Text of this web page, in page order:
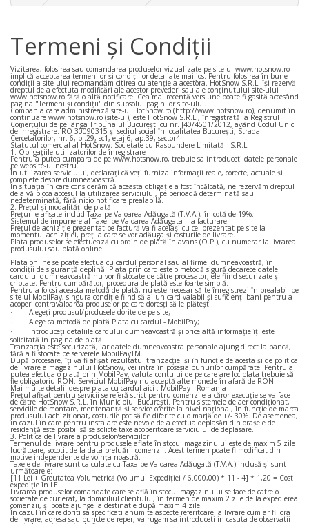
Termeni și Condiții
Vizitarea, folosirea sau comandarea produselor vizualizate pe site-ul www.hotsnow.ro
implică acceptarea termenilor și condițiilor detaliate mai jos. Pentru folosirea în bune
condiții a site-ului recomandăm citirea cu atenție a acestora. HotSnow S.R.L. își rezervă
dreptul de a efectuta modificări ale acestor prevederi sau ale conținutului site-ului
www.hotsnow.ro fără o altă notificare. Cea mai recentă versiune poate fi gasită accesând
pagina "Termeni și condiții" din subsolul paginilor site-ului.
Compania care administrează site-ul HotSnow.ro (http://www.hotsnow.ro), denumit în
continuare www.hotsnow.ro (site-ul), este HotSnow S.R.L., înregistrată la Registrul
Comerţului de pe lânga Tribunalul București cu nr. J40/4501/2012, având Codul Unic
de Înregistrare: RO 30090315 și sediul social în localitatea București, Strada
Cercetatorilor, nr. 6, bl.29, sc1, etaj 6, ap.39, sector4.
Statutul comercial al HotSnow: Societate cu Raspundere Limitată - S.R.L.
1. Obligațiile utilizatorilor de înregistrare
Pentru a putea cumpara de pe www.hotsnow.ro, trebuie sa introduceti datele personale
pe website-ul nostru.
În utilizarea serviciului, declarați că veți furniza informații reale, corecte, actuale și
complete despre dumneavoastră.
În situația în care considerăm că aceasta obligație a fost încălcată, ne rezervăm dreptul
de a vă bloca accesul la utilizarea serviciului, pe perioadă determinată sau
nedeterminată, fără nicio notificare prealabilă.
2. Prețul și modalități de plată
Prețurile afisate includ Taxa pe Valoarea Adăugată (T.V.A.), în cotă de 19%.
Sistemul de impunere al Taxei pe Valoarea Adăugata - la facturare.
Prețul de achiziție prezentat pe factură va fi același cu cel prezentat pe site la
momentul achiziției, preț la care se vor adăuga și costurile de livrare.
Plata produselor se efectuează cu ordin de plată în avans (O.P.), cu numerar la livrarea
produsului sau plată online.
Plata online se poate efectua cu cardul personal sau al firmei dumneavoastră, în
condiții de siguranță deplină. Plata prin card este o metodă sigură deoarece datele
cardului dumneavoastră nu vor fi stocate de către procesator, ele fiind securizate și
criptate. Pentru cumpărător, procedura de plată este foarte simplă:
Pentru a folosi aceasta metodă de plată, nu este necesar să te înregistrezi în prealabil pe
site-ul MobilPay, singura condiție fiind să ai un card valabil și suficienți bani pentru a
acoperi contravaloarea produselor pe care doresți să le plătești.
·
Alegeți produsul/produsele dorite de pe site;
·
Alege ca metodă de plată Plata cu cardul - MobilPay;
·
Introduceți detaliile cardului dumneavoastră și orice altă informație îți este
solicitată in pagina de plată.
Tranzacția este securizată, iar datele dumneavoastra personale ajung direct la bancă,
fără a fi stocate pe serverele MobilPayTM.
După procesare, îți va fi afișat rezultatul tranzacției și în funcție de acesta și de politica
de livrare a magazinului HotSnow, vei intra în posesia bunurilor cumpărate. Pentru a
putea efectua o plată prin MobilPay, valuta contului de pe care are loc plata trebuie să
fie obligatoriu RON. Serviciul MobilPay nu acceptă alte monede în afară de RON.
Mai multe detalii despre plata cu cardul aici : MobilPay - Romania
Prețul afișat pentru servicii se referă strict pentru comenzile a căror execuție se va face
de către HotSnow S.R.L. în Municipiul București. Pentru sistemele de aer condiționat,
serviciile de montare, mentenanță și service oferite la nivel național, în funcție de marca
produsului achiziționat, costurile pot să fie diferite cu o marjă de +/- 30%. De asemenea,
în cazul în care pentru instalare este nevoie de a efectua deplasări din orașele de
residență este posibil să se solicte taxe acoperitoare serviciului de deplasare.
3. Politica de livrare a produselor/serviciilor
Termenul de livrare pentru produsele aflate în stocul magazinului este de maxim 5 zile
lucrătoare, socotit de la data preluării comenzii. Acest termen poate fi modificat din
motive independente de voința noastră.
Taxele de livrare sunt calculate cu Taxa pe Valoarea Adăugată (T.V.A.) inclusă și sunt
următoarele:
[11 Lei + Greutatea Volumetrică (Volumul Expediției / 6.000,00) * 11 - 4] * 1,20 = Cost
expediție în LEI.
Livrarea produselor comandate care se află în stocul magazinului se face de catre o
societate de curierat, la domiciliul clientului, în termen de maxim 2 zile de la expedierea
comenzii, și poate ajunge la destinatie după maxim 4 zile.
În cazul în care doriti sa specificati anumite aspecte referitoare la livrare cum ar fi: ora
de livrare, adresa sau puncte de reper, va rugam sa introduceti in casuta de observatii